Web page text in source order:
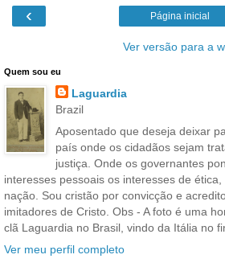
‹ Página inicial
Ver versão para a
Quem sou eu
Laguardia
Brazil
Aposentado que deseja deixar
país onde os cidadãos sejam
justiça. Onde os governantes
interesses pessoais os interesses de
nação. Sou cristão por convicção e
imitadores de Cristo. Obs - A foto é uma
clã Laguardia no Brasil, vindo da Itália no
Ver meu perfil completo